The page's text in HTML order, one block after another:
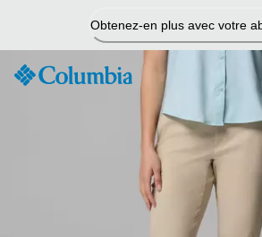
contenu
Obtenez-en plus avec votre